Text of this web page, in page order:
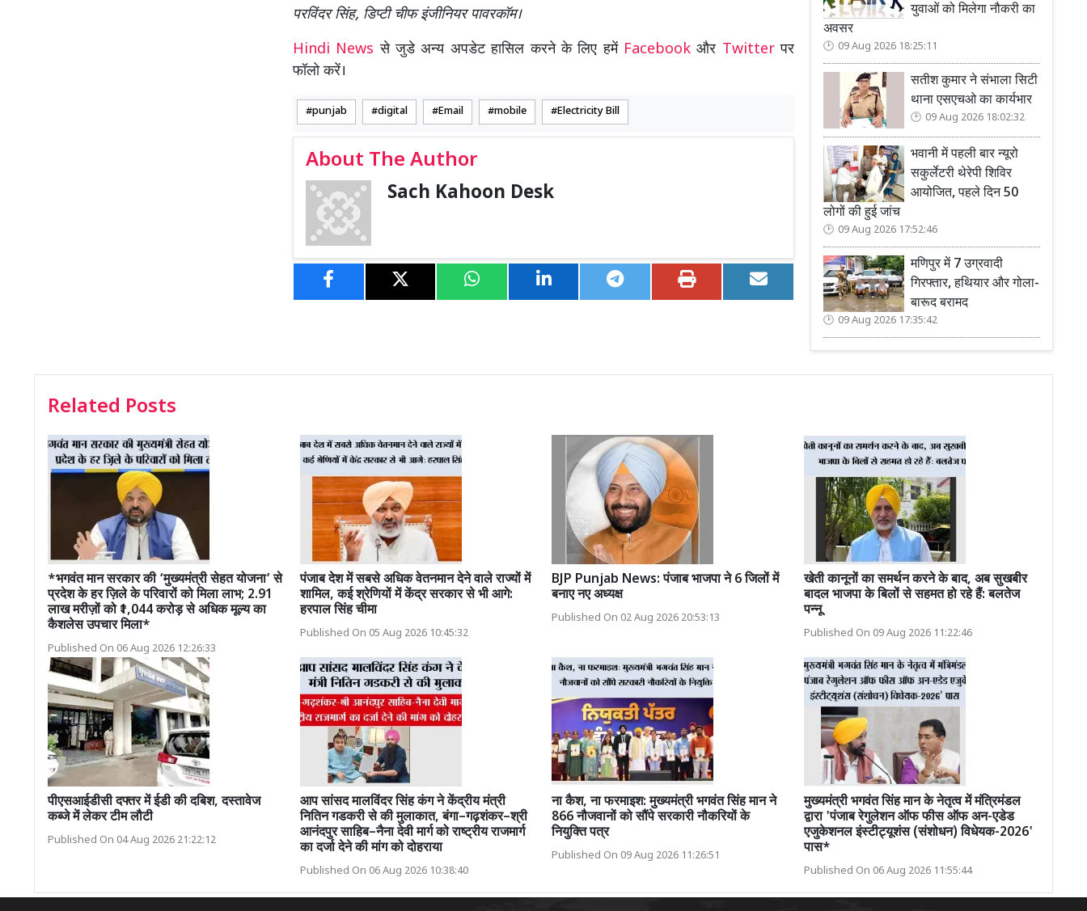
परविंदर सिंह, डिप्टी चीफ इंजीनियर पावरकॉम।
Hindi Newsसे जुडे अन्य अपडेट हासिल करने के लिए हमें Facebookऔर Twitterपर
फॉलो करें।
punjab digital Email mobile Electricity Bill
About The Author
Sach Kahoon Desk
युवाओं को मिलेगा नौकरी का
अवसर
09 Aug 2026 18:25:11
सतीश कुमार ने संभाला सिटी
थाना एसएचओ का कार्यभार
09 Aug 2026 18:02:32
भवानी में पहली बार न्यूरो
सकुर्लेटरी थेरेपी शिविर
आयोजित, पहले दिन 50
लोगों की हुई जांच
09 Aug 2026 17:52:46
मणिपुर में 7 उग्रवादी
गिरफ्तार, हथियार और गोला-
बारूद बरामद
09 Aug 2026 17:35:42
Related Posts
*भगवंत मान सरकार की ‘मुख्यमंत्री सेहत योजना’ से
प्रदेश के हर ज़िले के परिवारों को मिला लाभ; 2.91
लाख मरीज़ों को ₹1,044 करोड़ से अधिक मूल्य का
कैशलेस उपचार मिला*
Published On 06 Aug 2026 12:26:33
पंजाब देश में सबसे अधिक वेतनमान देने वाले राज्यों में
शामिल, कई श्रेणियों में केंद्र सरकार से भी आगे:
हरपाल सिंह चीमा
Published On 05 Aug 2026 10:45:32
BJP Punjab News: पंजाब भाजपा ने 6 जिलों में
बनाए नए अध्यक्ष
Published On 02 Aug 2026 20:53:13
खेती कानूनों का समर्थन करने के बाद, अब सुखबीर
बादल भाजपा के बिलों से सहमत हो रहे हैं: बलतेज
पन्नू
Published On 09 Aug 2026 11:22:46
पीएसआईडीसी दफ्तर में ईडी की दबिश, दस्तावेज
कब्जे में लेकर टीम लौटी
Published On 04 Aug 2026 21:22:12
आप सांसद मालविंदर सिंह कंग ने केंद्रीय मंत्री
नितिन गडकरी से की मुलाकात, बंगा–गढ़शंकर–श्री
आनंदपुर साहिब–नैना देवी मार्ग को राष्ट्रीय राजमार्ग
का दर्जा देने की मांग को दोहराया
Published On 06 Aug 2026 10:38:40
ना कैश, ना फरमाइश: मुख्यमंत्री भगवंत सिंह मान ने
866 नौजवानों को सौंपे सरकारी नौकरियों के
नियुक्ति पत्र
Published On 09 Aug 2026 11:26:51
मुख्यमंत्री भगवंत सिंह मान के नेतृत्व में मंत्रिमंडल
द्वारा 'पंजाब रेगुलेशन ऑफ फीस ऑफ अन-एडेड
एजुकेशनल इंस्टीट्यूशंस (संशोधन) विधेयक-2026'
पास*
Published On 06 Aug 2026 11:55:44